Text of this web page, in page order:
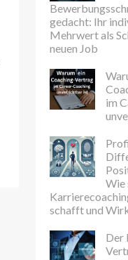
gedacht: Ihr
Mehrwert als
neuen Job
im
Wie
schafft und
Der